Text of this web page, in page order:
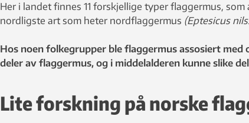
Her i landet finnes 11 forskjellige typer flaggermus,
nordligste art som heter nordflaggermus (Eptesicus
Hos noen folkegrupper ble flaggermus assosiert
deler av flaggermus, og i middelalderen kunne slike
Lite forskning på norske